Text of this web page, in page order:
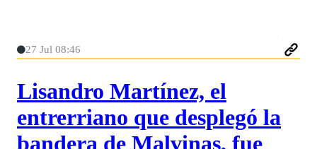
27 Jul 08:46
Lisandro Martínez, el
entrerriano que desplegó la
bandera de Malvinas, fue